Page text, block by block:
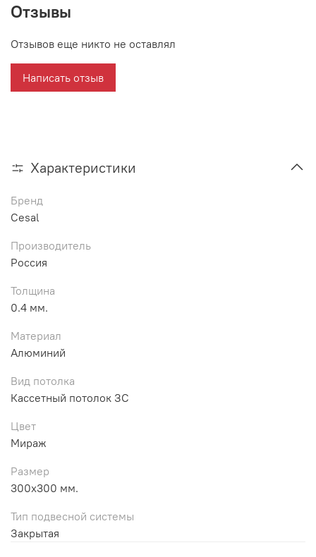
Отзывы
Отзывов еще никто не оставлял
Написать отзыв
Характеристики
Бренд
Cesal
Производитель
Россия
Толщина
0.4 мм.
Материал
Алюминий
Вид потолка
Кассетный потолок ЗС
Цвет
Мираж
Размер
300х300 мм.
Тип подвесной системы
Закрытая